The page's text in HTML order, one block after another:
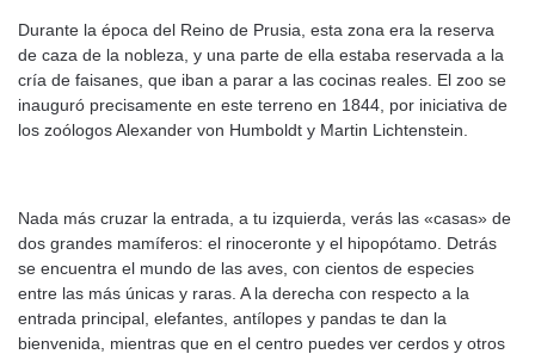
Durante la época del Reino de Prusia, esta zona era la reserva
de caza de la nobleza, y una parte de ella estaba reservada a la
cría de faisanes, que iban a parar a las cocinas reales. El zoo se
inauguró precisamente en este terreno en 1844, por iniciativa de
los zoólogos Alexander von Humboldt y Martin Lichtenstein.
Nada más cruzar la entrada, a tu izquierda, verás las «casas» de
dos grandes mamíferos: el rinoceronte y el hipopótamo. Detrás
se encuentra el mundo de las aves, con cientos de especies
entre las más únicas y raras. A la derecha con respecto a la
entrada principal, elefantes, antílopes y pandas te dan la
bienvenida, mientras que en el centro puedes ver cerdos y otros